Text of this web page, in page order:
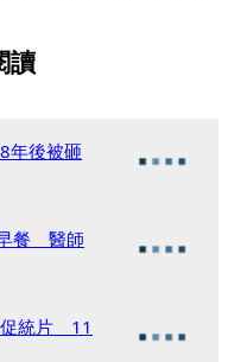
讀
年後被砸
餐 醫師
促統片 11